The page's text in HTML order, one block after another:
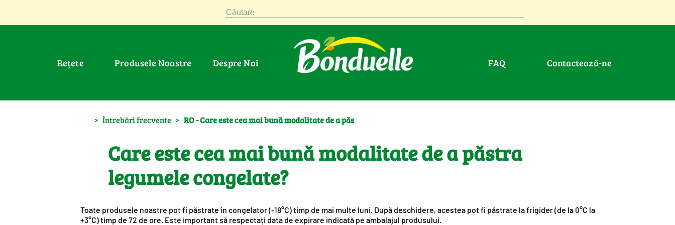
Căutare
Rețete Produsele Noastre Despre Noi FAQ Contactează-ne
> Întrebări frecvente > RO - Care este cea mai bună modalitate de a păs
Care este cea mai bună modalitate de a păstra
legumele congelate?
Toate produsele noastre pot fi păstrate în congelator (-18°C) timp de mai multe luni. După deschidere, acestea pot fi păstrate la frigider (de la 0°C la
+3°C) timp de 72 de ore. Este important să respectați data de expirare indicată pe ambalajul produsului.